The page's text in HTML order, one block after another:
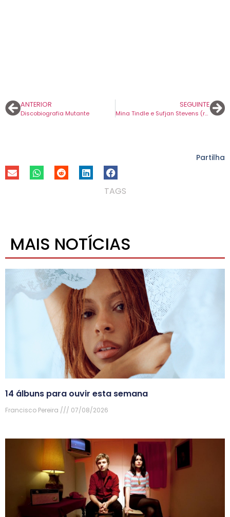
ANTERIOR
Discobiografia Mutante
SEGUINTE
Mina Tindle e Sufjan Stevens (re)encontram-se em “Heaven Thunder”, um dueto íntimo e comovente.
Partilha
TAGS
MAIS NOTÍCIAS
14 álbuns para ouvir esta semana
Francisco Pereira 07/08/2026